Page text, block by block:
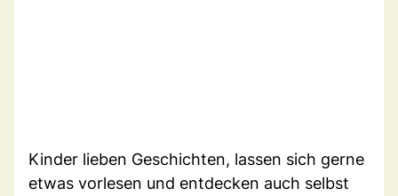
Kinder lieben Geschichten, lassen sich gerne
etwas vorlesen und entdecken auch selbst